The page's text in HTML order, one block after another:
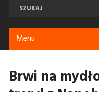
Menu
Brwi na